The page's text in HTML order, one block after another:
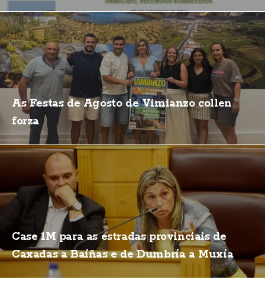
As Festas de Agosto de Vimianzo collen
forza
Case 1M para as estradas provinciais de
Caxadas a Baíñas e de Dumbría a Muxía